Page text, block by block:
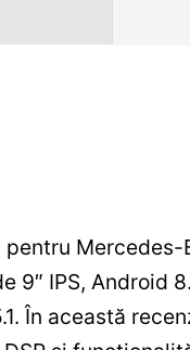
IPS, Android
În această